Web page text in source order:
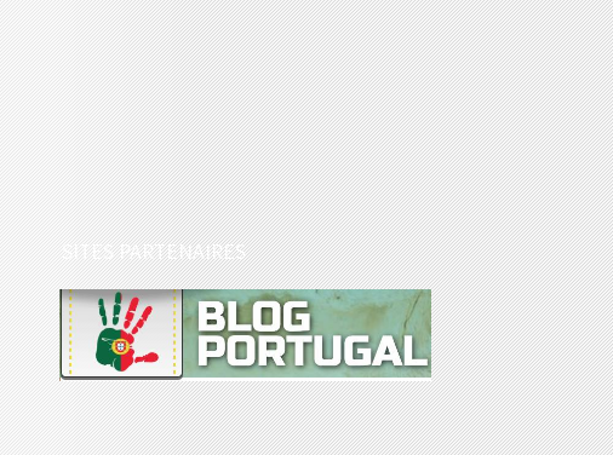
SITES PARTENAIRES